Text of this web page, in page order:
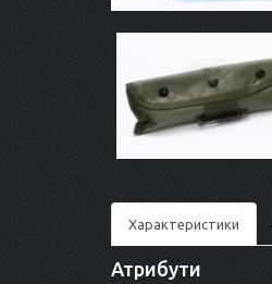
Характеристики
Атрибути